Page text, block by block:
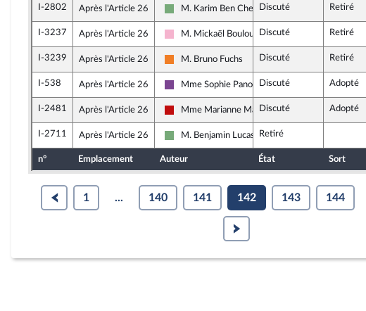
I-2802 Après l'Article 26
Écologiste et Social
M. Karim Ben CheikhDiscuté Retiré
I-3237 Après l'Article 26
Socialistes et apparentés
M. Mickaël Bouloux Discuté Retiré
I-3239 Après l'Article 26
Les Démocrates
M. Bruno Fuchs Discuté Retiré
I-538 Après l'Article 26
Ensemble pour la République
Mme Sophie PanonacleDiscuté Adopté
I-2481 Après l'Article 26
La France insoumise - Nouveau Front Populaire
Mme Marianne MaximiDiscuté Adopté
I-2711 Après l'Article 26
Écologiste et Social
M. Benjamin Lucas-Lundy
Retiré
n° Emplacement Auteur État Sort
1 ... 140 141 142 143 144